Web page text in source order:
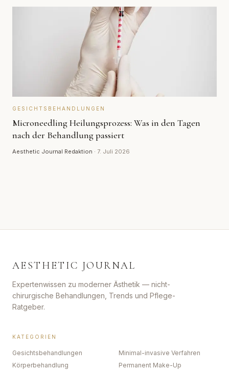
GESICHTSBEHANDLUNGEN
Microneedling Heilungsprozess: Was in den Tagen
nach der Behandlung passiert
Aesthetic Journal Redaktion · 7. Juli 2026
AESTHETIC JOURNAL
Expertenwissen zu moderner Ästhetik — nicht-
chirurgische Behandlungen, Trends und Pflege-
Ratgeber.
KATEGORIEN
Gesichtsbehandlungen
Minimal-invasive Verfahren
Körperbehandlung
Permanent Make-Up